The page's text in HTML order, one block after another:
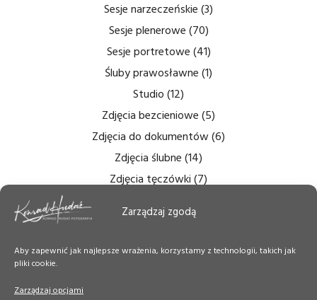
Zarządzaj zgodą
Aby zapewnić jak najlepsze wrażenia, korzystamy z technologii, takich jak
pliki cookie.
Zarządzaj opcjami
Sesje narzeczeńskie(3)
Sesje plenerowe(70)
Sesje portretowe(41)
Śluby prawosławne(1)
Studio(12)
Zdjęcia bezcieniowe(5)
Zdjęcia do dokumentów(6)
Zdjęcia ślubne(14)
Zdjęcia tęczówki(7)
Zdjęcie Dnia(50)